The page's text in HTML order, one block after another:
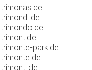
trimonas.de
trimondi.de
trimondo.de
trimont.de
trimonte-park.de
trimonte.de
trimonti.de